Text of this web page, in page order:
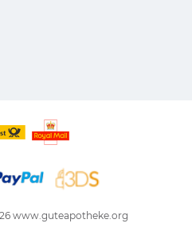
www.guteapotheke.org